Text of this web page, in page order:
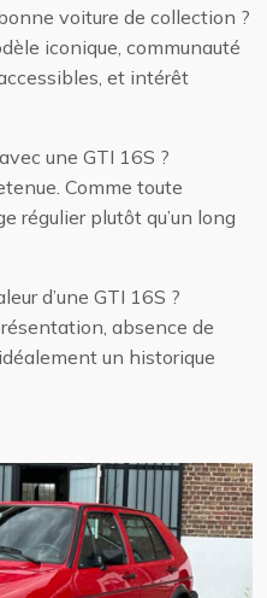
voiture de collection ?
iconique, communauté
et intérêt
une GTI 16S ?
Comme toute
régulier plutôt qu’un long
d’une GTI 16S ?
absence de
un historique